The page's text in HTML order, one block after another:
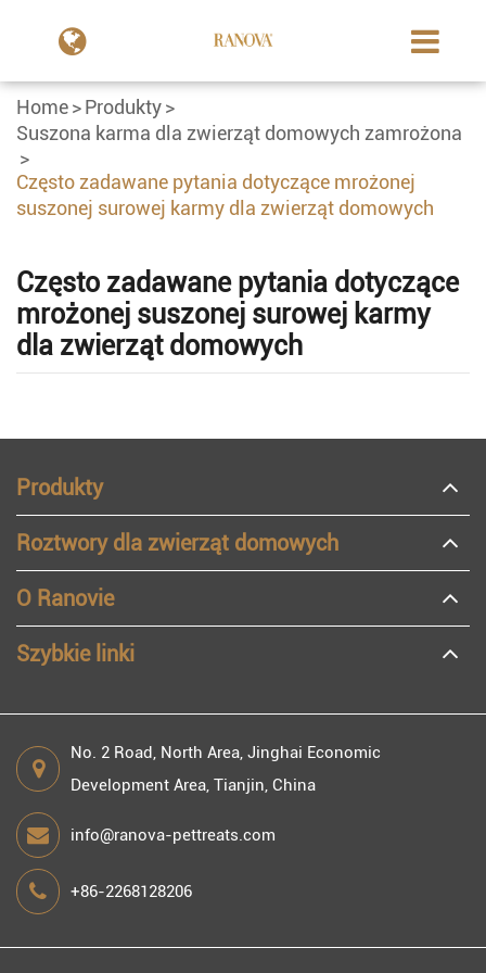
Home
Produkty
Suszona karma dla zwierząt domowych zamrożona
Często zadawane pytania dotyczące mrożonej
suszonej surowej karmy dla zwierząt domowych
Często zadawane pytania dotyczące
mrożonej suszonej surowej karmy
dla zwierząt domowych
Produkty
Roztwory dla zwierząt domowych
O Ranovie
Szybkie linki
No. 2 Road, North Area, Jinghai Economic
Development Area, Tianjin, China
info@ranova-pettreats.com
+86-2268128206